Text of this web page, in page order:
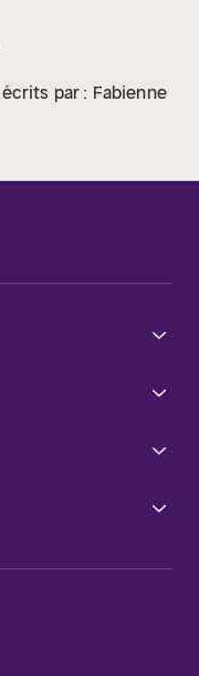
par : Fabienne